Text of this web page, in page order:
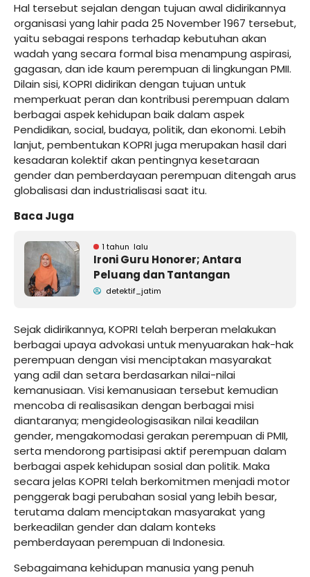
Hal tersebut sejalan dengan tujuan awal didirikannya
organisasi yang lahir pada 25 November 1967 tersebut,
yaitu sebagai respons terhadap kebutuhan akan
wadah yang secara formal bisa menampung aspirasi,
gagasan, dan ide kaum perempuan di lingkungan PMII.
Dilain sisi, KOPRI didirikan dengan tujuan untuk
memperkuat peran dan kontribusi perempuan dalam
berbagai aspek kehidupan baik dalam aspek
Pendidikan, social, budaya, politik, dan ekonomi. Lebih
lanjut, pembentukan KOPRI juga merupakan hasil dari
kesadaran kolektif akan pentingnya kesetaraan
gender dan pemberdayaan perempuan ditengah arus
globalisasi dan industrialisasi saat itu.
Baca Juga
1 tahun lalu
Ironi Guru Honorer; Antara
Peluang dan Tantangan
detektif_jatim
Sejak didirikannya, KOPRI telah berperan melakukan
berbagai upaya advokasi untuk menyuarakan hak-hak
perempuan dengan visi menciptakan masyarakat
yang adil dan setara berdasarkan nilai-nilai
kemanusiaan. Visi kemanusiaan tersebut kemudian
mencoba di realisasikan dengan berbagai misi
diantaranya; mengideologisasikan nilai keadilan
gender, mengakomodasi gerakan perempuan di PMII,
serta mendorong partisipasi aktif perempuan dalam
berbagai aspek kehidupan sosial dan politik. Maka
secara jelas KOPRI telah berkomitmen menjadi motor
penggerak bagi perubahan sosial yang lebih besar,
terutama dalam menciptakan masyarakat yang
berkeadilan gender dan dalam konteks
pemberdayaan perempuan di Indonesia.
Sebagaimana kehidupan manusia yang penuh